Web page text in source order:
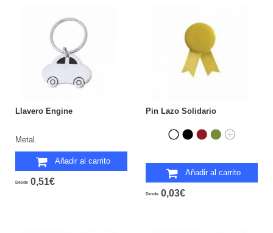
Llavero Engine
Metal.
Añadir al carrito
Desde 0,51€
Pin Lazo Solidario
Añadir al carrito
Desde 0,03€